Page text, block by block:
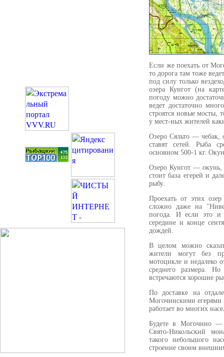
Если же поехать от
то дорога там тоже
под силу только
озера Кунгот (на
погоду можно
ведет достаточно
строятся новые мосты,
у мест-ных жителей
Озеро Сяльто — чебак,
ставят сетей. Рыба
основном 500-1 кг.
Озеро Кунгот — окунь,
стоит база егерей и
рыбу.
Проехать от этих
сложно даже на
погода. И если это и
середине и конце
дождей.
В целом можно
жители могут без
мотоцикле и недалеко
среднего размера.
встречаются хорошие
По доставке на
Могочинскими егерями
работает во многих
Будете в Могочино —
Свято-Никольский
такого небольшого
строение своим